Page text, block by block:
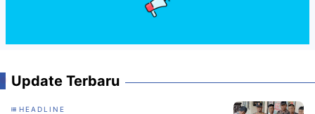
Update Terbaru
HEADLINE